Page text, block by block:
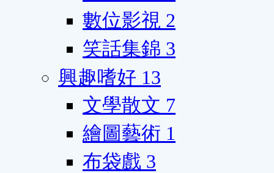
數位影視 2
笑話集錦 3
興趣嗜好 13
文學散文 7
繪圖藝術 1
布袋戲 3